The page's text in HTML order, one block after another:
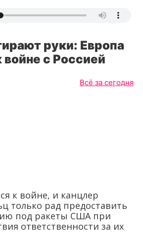
руки: Европа
войне с Россией
Всё за сегодня
к войне, и канцлер
только рад предоставить
под ракеты США при
ответственности за их